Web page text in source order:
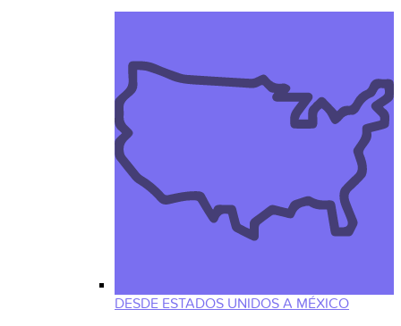
DESDE ESTADOS UNIDOS A MÉXICO